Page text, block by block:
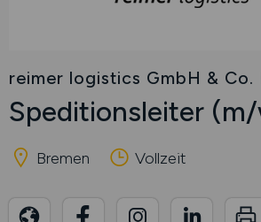
reimer logistics GmbH & Co.
Speditionsleiter
Bremen Vollzeit